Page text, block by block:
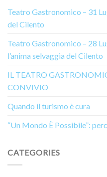
Teatro Gastronomico – 31
del Cilento
Teatro Gastronomico – 28
l’anima selvaggia del Cilento
IL TEATRO
CONVIVIO
Quando il turismo è cura
“Un Mondo È Possibile”:
CATEGORIES